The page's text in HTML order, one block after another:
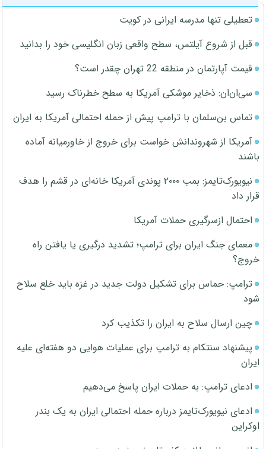
تعطیلی تنها مدرسه ایرانی در کویت
قبل از شروع آیلتس، سطح واقعی زبان انگلیسی خود را بدانید
قیمت آپارتمان در منطقه 22 تهران چقدر است؟
سی‌ان‌ان: ذخایر موشکی آمریکا به سطح خطرناک رسید
تماس بن‌سلمان با ترامپ پیش از حمله احتمالی آمریکا به ایران
آمریکا از شهروندانش خواست برای خروج از خاورمیانه آماده
باشند
نیویورک‌تایمز: بمب ۲۰۰۰ پوندی آمریکا خانه‌ای در قشم را هدف
قرار داد
احتمال ازسرگیری حملات آمریکا
معمای جنگ ایران برای ترامپ؛ تشدید درگیری یا یافتن راه
خروج؟
ترامپ: حماس برای تشکیل دولت جدید در غزه باید خلع سلاح
شود
چین ارسال سلاح به ایران را تکذیب کرد
پیشنهاد سنتکام به ترامپ برای عملیات هوایی دو هفته‌ای علیه
ایران
ادعای ترامپ: به حملات ایران پاسخ می‌دهیم
ادعای نیویورک‌تایمز درباره حمله احتمالی ایران به یک بندر
اوکراین